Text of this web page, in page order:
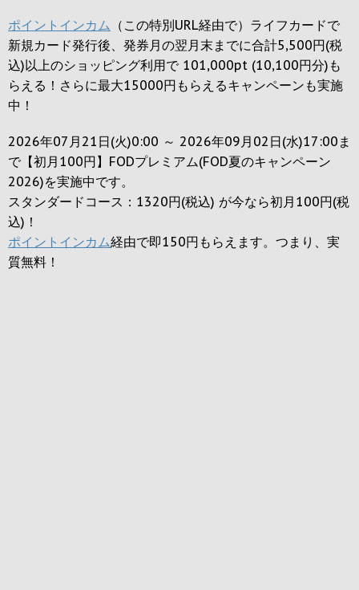
ポイントインカム （この特別URL経由で）ライフカードで
新規カード発行後、発券月の翌月末までに合計5,500円(税
込)以上のショッピング利用で 101,000pt (10,100円分)も
らえる！さらに最大15000円もらえるキャンペーンも実施
中！
2026年07月21日(火)0:00 ～ 2026年09月02日(水)17:00ま
で【初月100円】FODプレミアム(FOD夏のキャンペーン
2026)を実施中です。
スタンダードコース：1320円(税込) が今なら初月100円(税
込)！
ポイントインカム経由で即150円もらえます。つまり、実
質無料！